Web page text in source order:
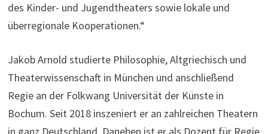
des Kinder- und Jugendtheaters sowie lokale und
überregionale Kooperationen.“
Jakob Arnold studierte Philosophie, Altgriechisch und
Theaterwissenschaft in München und anschließend
Regie an der Folkwang Universität der Künste in
Bochum. Seit 2018 inszeniert er an zahlreichen Theatern